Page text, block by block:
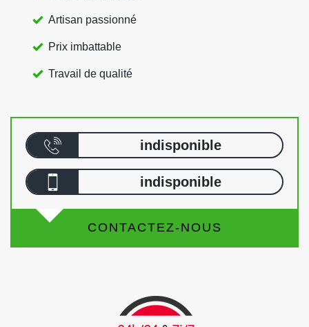
Artisan passionné
Prix imbattable
Travail de qualité
indisponible
indisponible
CONTACTEZ-NOUS